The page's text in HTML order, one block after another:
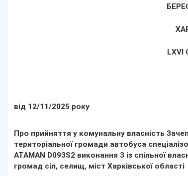
від 12/11/2025 року
Про прийняття у комунальну власність
територіальної громади автобуса
ATAMAN D093S2 виконання 3 із спільної
громад сіл, селищ, міст Харківської області